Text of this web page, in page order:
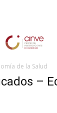
de la Salud
–